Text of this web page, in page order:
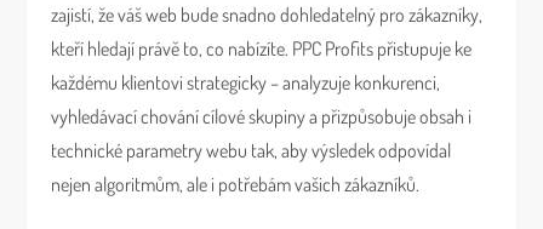
zajistí, že váš web bude snadno dohledatelný pro zákazníky,
kteří hledají právě to, co nabízíte. PPC Profits přistupuje ke
každému klientovi strategicky – analyzuje konkurenci,
vyhledávací chování cílové skupiny a přizpůsobuje obsah i
technické parametry webu tak, aby výsledek odpovídal
nejen algoritmům, ale i potřebám vašich zákazníků.